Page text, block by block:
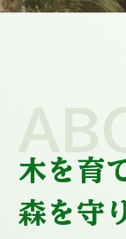
木を育
森を守